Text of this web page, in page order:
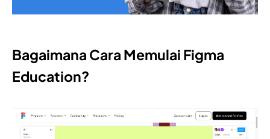
Bagaimana Cara Memulai Figma
Education?